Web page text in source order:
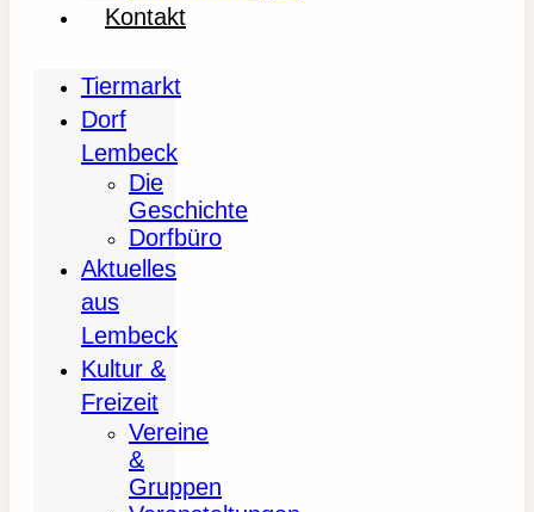
Kontakt
Tiermarkt
Dorf
Lembeck
Die
Geschichte
Dorfbüro
Aktuelles
aus
Lembeck
Kultur &
Freizeit
Vereine
&
Gruppen